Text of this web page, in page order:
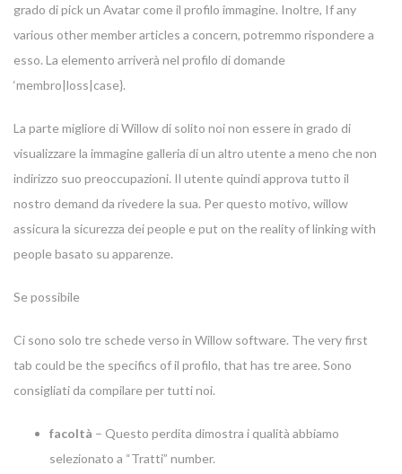
grado di pick un Avatar come il profilo immagine. Inoltre, If any
various other member articles a concern, potremmo rispondere a
esso. La elemento arriverà nel profilo di domande
‘membro|loss|case}.
La parte migliore di Willow di solito noi non essere in grado di
visualizzare la immagine galleria di un altro utente a meno che non
indirizzo suo preoccupazioni. Il utente quindi approva tutto il
nostro demand da rivedere la sua. Per questo motivo, willow
assicura la sicurezza dei people e put on the reality of linking with
people basato su apparenze.
Se possibile
Ci sono solo tre schede verso in Willow software. The very first
tab could be the specifics of il profilo, that has tre aree. Sono
consigliati da compilare per tutti noi.
facoltà – Questo perdita dimostra i qualità abbiamo
selezionato a “Tratti” number.